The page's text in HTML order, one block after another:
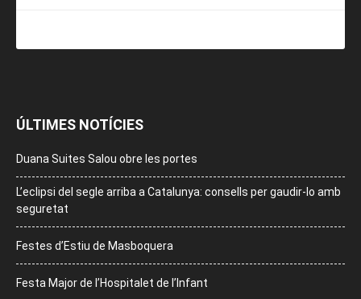
ÚLTIMES NOTÍCIES
Duana Suites Salou obre les portes
L’eclipsi del segle arriba a Catalunya: consells per gaudir-lo amb
seguretat
Festes d’Estiu de Masboquera
Festa Major de l’Hospitalet de l’Infant